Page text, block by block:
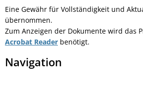
Gebühren
Eine Gewähr für Vollständigkeit und
übernommen.
Zum Anzeigen der Dokumente wird das
Acrobat Reader benötigt.
Navigation